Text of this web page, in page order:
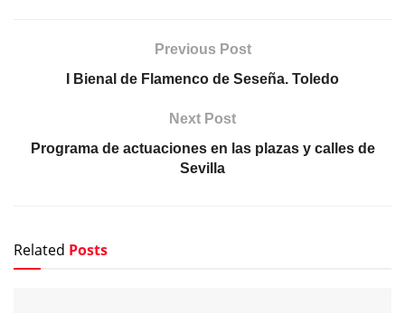
Previous Post
I Bienal de Flamenco de Seseña. Toledo
Next Post
Programa de actuaciones en las plazas y calles de
Sevilla
Related Posts